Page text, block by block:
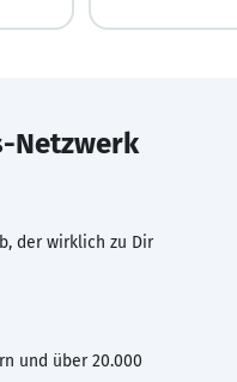
Netzwerk
der wirklich zu Dir
und über 20.000